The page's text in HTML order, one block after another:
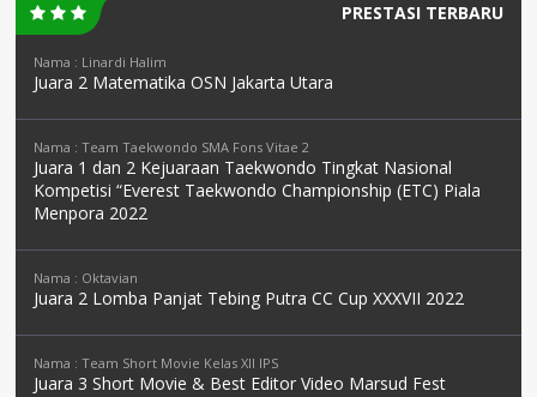
PRESTASI TERBARU
Nama : Linardi Halim
Juara 2 Matematika OSN Jakarta Utara
Nama : Team Taekwondo SMA Fons Vitae 2
Juara 1 dan 2 Kejuaraan Taekwondo Tingkat Nasional
Kompetisi “Everest Taekwondo Championship (ETC) Piala
Menpora 2022
Nama : Oktavian
Juara 2 Lomba Panjat Tebing Putra CC Cup XXXVII 2022
Nama : Team Short Movie Kelas XII IPS
Juara 3 Short Movie & Best Editor Video Marsud Fest